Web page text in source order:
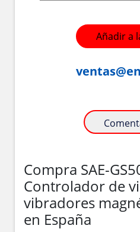
Añadir a
Compra SAE-
Controlador de
vibradores
en España